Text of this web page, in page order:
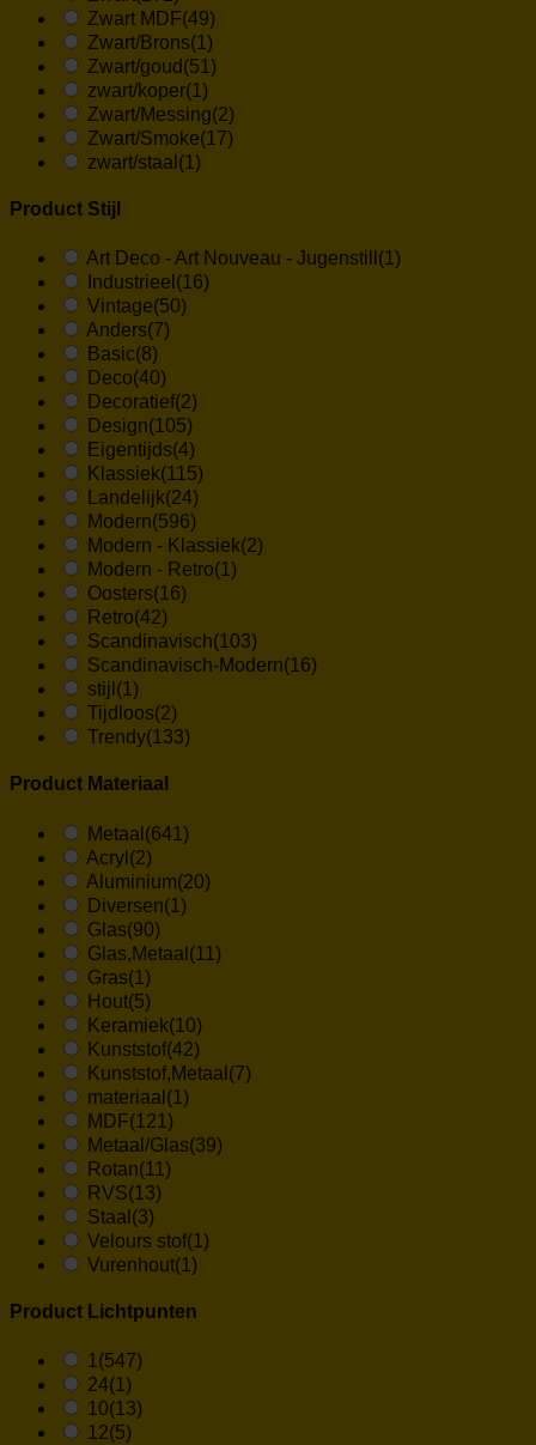
Zwart MDF(49)
Zwart/Brons(1)
Zwart/goud (51)
zwart/koper(1)
Zwart/Messing(2)
Zwart/Smoke(17)
zwart/staal (1)
Product Stijl
Art Deco - Art Nouveau - Jugenstill (1)
Industrieel (16)
Vintage(50)
Anders(7)
Basic(8)
Deco(40)
Decoratief(2)
Design(105)
Eigentijds(4)
Klassiek(115)
Landelijk(24)
Modern(596)
Modern - Klassiek(2)
Modern - Retro(1)
Oosters(16)
Retro(42)
Scandinavisch(103)
Scandinavisch-Modern(16)
stijl (1)
Tijdloos(2)
Trendy(133)
Product Materiaal
Metaal (641)
Acryl (2)
Aluminium(20)
Diversen(1)
Glas(90)
Glas,Metaal (11)
Gras(1)
Hout(5)
Keramiek(10)
Kunststof(42)
Kunststof,Metaal (7)
materiaal (1)
MDF(121)
Metaal/Glas(39)
Rotan(11)
RVS(13)
Staal (3)
Velours stof(1)
Vurenhout(1)
Product Lichtpunten
1 (547)
24(1)
10(13)
12(5)